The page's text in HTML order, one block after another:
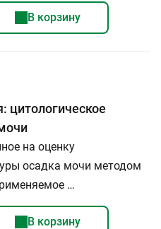
В корзину
цитологическое
на оценку
осадка мочи методом
…
В корзину